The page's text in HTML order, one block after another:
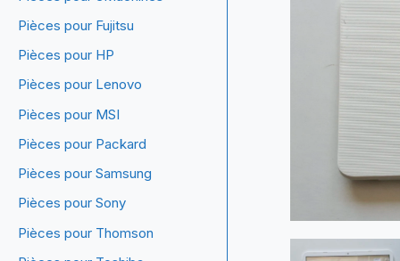
Pièces pour Fujitsu
Pièces pour HP
Pièces pour Lenovo
Pièces pour MSI
Pièces pour Packard
Pièces pour Samsung
Pièces pour Sony
Pièces pour Thomson